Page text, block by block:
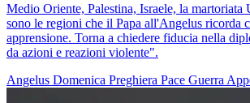
Medio Oriente, Palestina, Israele, la martoriata
sono le regioni che il Papa all'Angelus ricorda
apprensione. Torna a chiedere fiducia nella
da azioni e reazioni violente".
Angelus Domenica Preghiera Pace Guerra